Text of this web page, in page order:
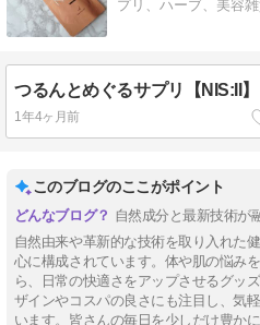
プリ、ハーブ、美容
1年4ヶ月前
このブログのここがポイント
自然成分と最新技術が
自然由来や革新的な技術を取り入れた
心に構成されています。体や肌の悩み
ら、日常の快適さをアップさせるグッ
ザインやコスパの良さにも注目し、気
います。皆さんの毎日を少しだけ豊か